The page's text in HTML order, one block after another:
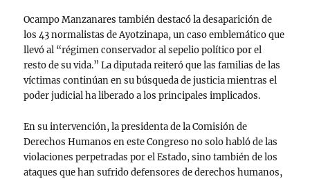
Ocampo Manzanares también destacó la desaparición de
los 43 normalistas de Ayotzinapa, un caso emblemático que
llevó al “régimen conservador al sepelio político por el
resto de su vida.” La diputada reiteró que las familias de las
víctimas continúan en su búsqueda de justicia mientras el
poder judicial ha liberado a los principales implicados.
En su intervención, la presidenta de la Comisión de
Derechos Humanos en este Congreso no solo habló de las
violaciones perpetradas por el Estado, sino también de los
ataques que han sufrido defensores de derechos humanos,